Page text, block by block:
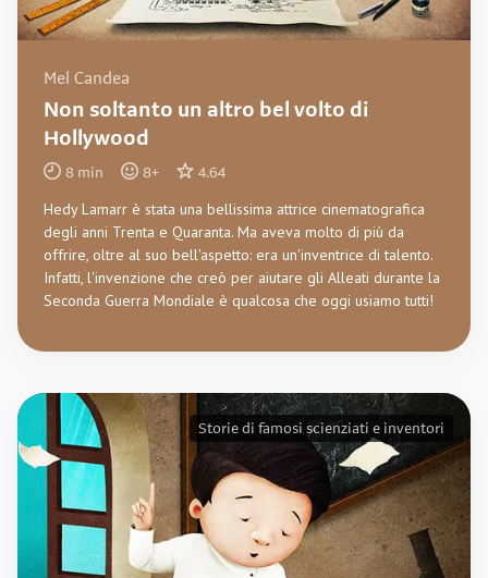
Mel Candea
Non soltanto un altro bel volto di
Hollywood
8 min 8+ 4.64
Hedy Lamarr è stata una bellissima attrice cinematografica
degli anni Trenta e Quaranta. Ma aveva molto di più da
offrire, oltre al suo bell'aspetto: era un'inventrice di talento.
Infatti, l'invenzione che creò per aiutare gli Alleati durante la
Seconda Guerra Mondiale è qualcosa che oggi usiamo tutti!
Storie di famosi scienziati e inventori